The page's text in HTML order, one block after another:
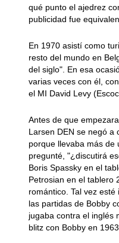
qué punto el ajedrez
publicidad fue
En 1970 asistí como
resto del mundo en
del siglo". En esa
varias veces con él,
el MI David Levy
Antes de que
Larsen DEN se negó a
porque llevaba más de
pregunté, "¿discutirá
Boris Spassky en el
Petrosian en el tablero
romántico. Tal vez
las partidas de Bobby
jugaba contra el inglés
blitz con Bobby en 1963.